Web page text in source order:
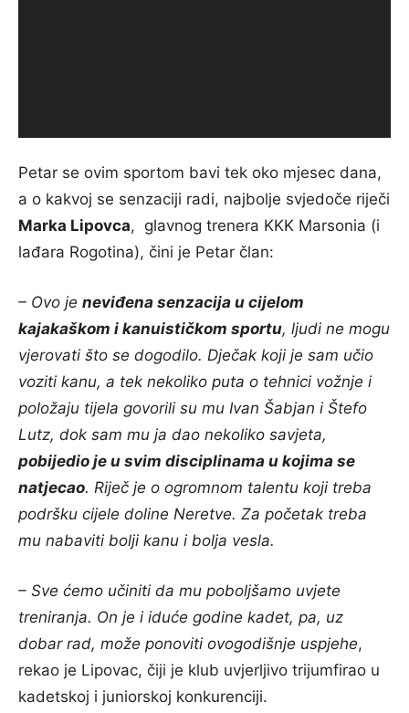
Petar se ovim sportom bavi tek oko mjesec dana,
a o kakvoj se senzaciji radi, najbolje svjedoče riječi
Marka Lipovca, glavnog trenera KKK Marsonia (i
lađara Rogotina), čini je Petar član:
– Ovo je neviđena senzacija u cijelom
kajakaškom i kanuističkom sportu, ljudi ne mogu
vjerovati što se dogodilo. Dječak koji je sam učio
voziti kanu, a tek nekoliko puta o tehnici vožnje i
položaju tijela govorili su mu Ivan Šabjan i Štefo
Lutz, dok sam mu ja dao nekoliko savjeta,
pobijedio je u svim disciplinama u kojima se
natjecao. Riječ je o ogromnom talentu koji treba
podršku cijele doline Neretve. Za početak treba
mu nabaviti bolji kanu i bolja vesla.
– Sve ćemo učiniti da mu poboljšamo uvjete
treniranja. On je i iduće godine kadet, pa, uz
dobar rad, može ponoviti ovogodišnje uspjehe,
rekao je Lipovac, čiji je klub uvjerljivo trijumfirao u
kadetskoj i juniorskoj konkurenciji.